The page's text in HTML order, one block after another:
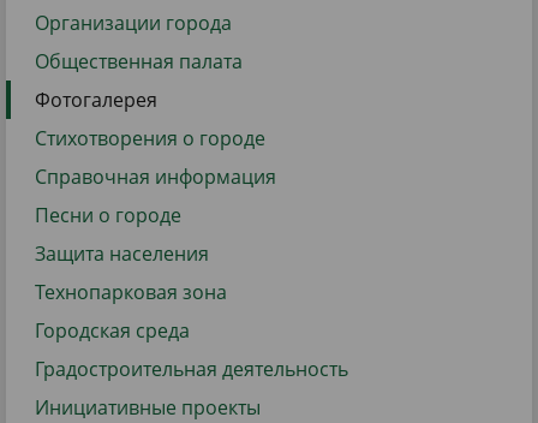
Организации города
Общественная палата
Фотогалерея
Стихотворения о городе
Справочная информация
Песни о городе
Защита населения
Технопарковая зона
Городская среда
Градостроительная деятельность
Инициативные проекты